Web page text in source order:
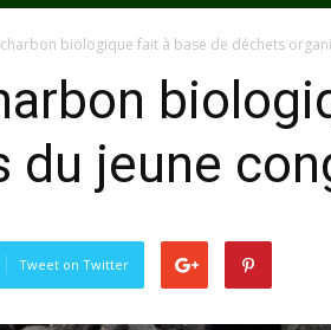
charbon biologique fait à base de déchets
du jeune
Tweet on Twitter